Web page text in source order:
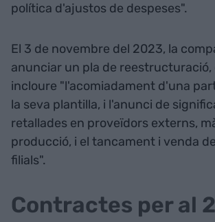
política d'ajustos de despeses".
El 3 de novembre del 2023, la
anunciar un pla de reestructuració,
incloure "l'acomiadament d'una
la seva plantilla, i l'anunci de
retallades en proveïdors externs,
producció, i el tancament i venda
filials".
Contractes per al